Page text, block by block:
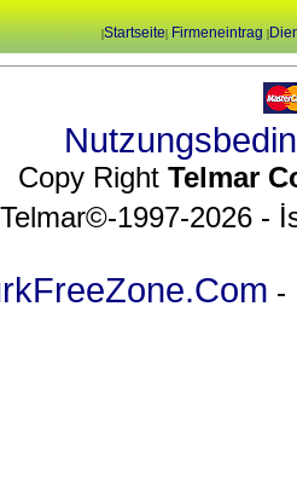
|Startseite| Firmeneintrag |
Copy Right Telmar
Telmar©-1997-2026 -
-